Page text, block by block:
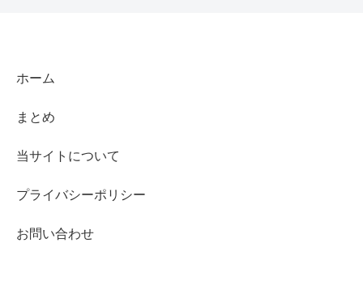
ホーム
まとめ
当サイトについて
プライバシーポリシー
お問い合わせ